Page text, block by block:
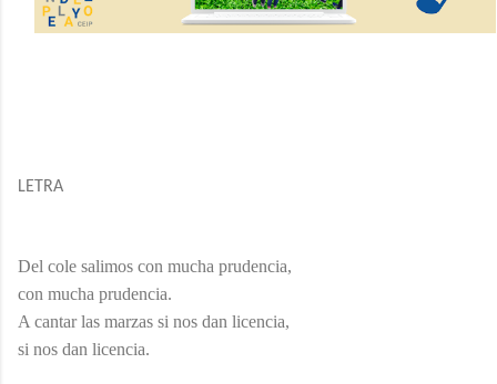
LETRA
Del cole salimos con mucha prudencia,
con mucha prudencia.
A cantar las marzas si nos dan licencia,
si nos dan licencia.